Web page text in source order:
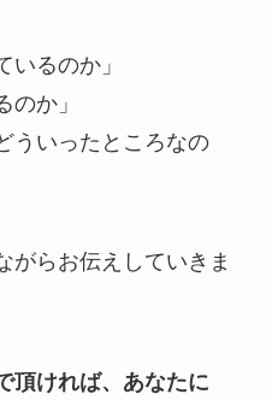
いるのか」
のか」
ういったところなの
がらお伝えしていきま
頂ければ、あなたに